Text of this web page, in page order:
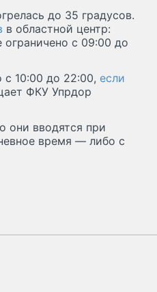
до 35 градусов.
в областной центр:
с 09:00 до
с 10:00 до 22:00, если
ФКУ Упрдор
они вводятся при
время — либо с